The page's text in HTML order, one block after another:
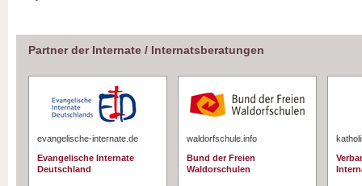
Partner der Internate / Internatsberatungen
evangelische-internate.de
Evangelische Internate
Deutschland
waldorfschule.info
Bund der Freien
Waldorschulen